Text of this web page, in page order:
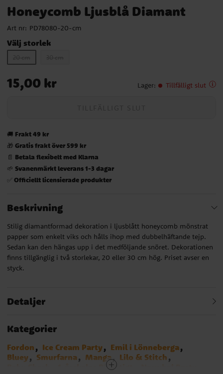
Honeycomb Ljusblå Diamant
Art nr: PD78080-20-cm
Välj storlek
Pris 15,00 kr
15,00 kr Lager: Tillfälligt slut
🚚 Frakt 49 kr
🎁 Gratis frakt över 599 kr
📄 Betala flexibelt med Klarna
🌱 Svanenmärkt leverans 1-3 dagar
✅ Officiellt licensierade produkter
Beskrivning
Stilig diamantformad dekoration i ljusblått honeycomb mönstrat
papper som enkelt viks och hålls ihop med dubbelhäftande tejp.
Sedan kan den hängas upp i det medföljande snöret. Dekorationen
finns tillgänglig i två storlekar, 20 eller 30 cm hög. Priset avser en
styck.
Detaljer
Kategorier
Fordon Ice Cream Party
Emil i Lönneberga
Bluey
Smurfarna Manga
Lilo & Stitch
1-årskalas Blårutigt